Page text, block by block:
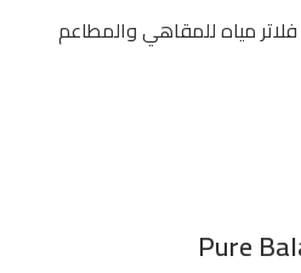
فلاتر مياه للمقاهي والمطاعم